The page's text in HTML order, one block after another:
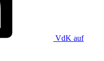
VdK auf